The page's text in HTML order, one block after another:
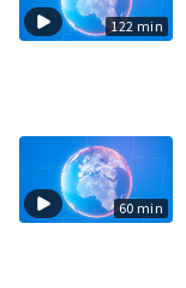
122 min
60 min